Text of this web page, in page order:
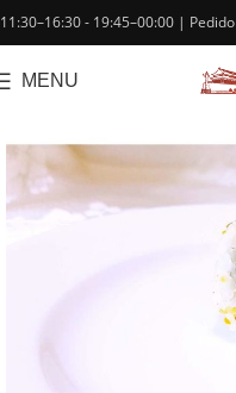
contenido
11:30–16:30 - 19:45–00:00 |
MENU